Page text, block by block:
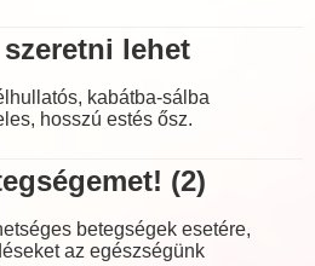
lehet
kabátba-sálba
hosszú estés ősz.
(2)
betegségek esetére,
az egészségünk